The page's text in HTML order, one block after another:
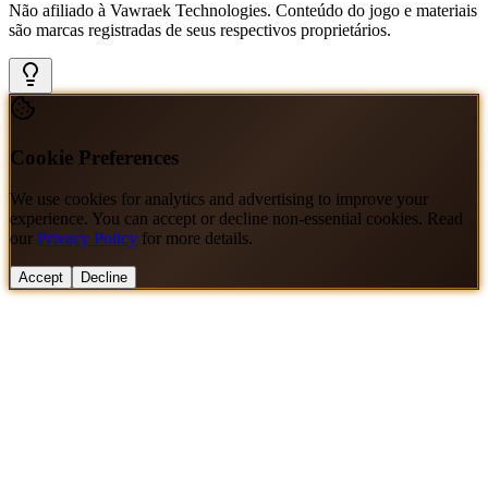
Não afiliado à Vawraek Technologies. Conteúdo do jogo e materiais
são marcas registradas de seus respectivos proprietários.
Cookie Preferences
We use cookies for analytics and advertising to improve your
experience. You can accept or decline non-essential cookies. Read
our Privacy Policy for more details.
Accept Decline